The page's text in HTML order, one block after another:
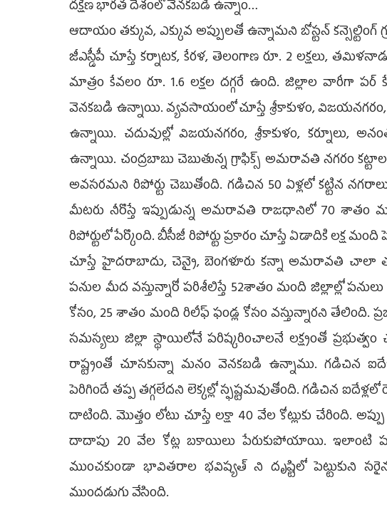
దక్షిణ భారత దేశంలో వెనకబడి ఉన్నాం…
ఆదాయం తక్కువ, ఎక్కువ అప్పులతో ఉన్నామని బోస్టన్
జీఎస్డీపీ చూస్తే కర్నాటక, కేరళ, తెలంగాణ రూ. 2 లక్షలు,
మాత్రం కేవలం రూ. 1.6 లక్షల దగ్గరే ఉంది. జిల్లాల వారీగా పర్
వెనకబడి ఉన్నాయి. వ్యవసాయంలో చూస్తే శ్రీకాకుళం, విజయనగరం,
ఉన్నాయి. చదువుల్లో విజయనగరం, శ్రీకాకుళం, కర్నూలు,
ఉన్నాయి. చంద్రబాబు చెబుతున్న గ్రాఫిక్స్ అమరావతి నగరం
అవసరమని రిపోర్టు చెబుతోంది. గడిచిన 50 ఏళ్లలో కట్టిన
మీటరు నీరొస్తే ఇప్పుడున్న అమరావతి రాజధానిలో 70
రిపోర్టులో పేర్కొంది. బీసీజీ రిపోర్టు ప్రకారం చూస్తే ఏడాదికి లక్ష
చూస్తే హైదరాబాదు, చెన్నై, బెంగళూరు కన్నా అమరావతి
పనుల మీద వస్తున్నారో పరిశీలిస్తే 52శాతం మంది జిల్లాల్లో
కోసం, 25 శాతం మంది రిలీఫ్ ఫండ్ల కోసం వస్తున్నారని తేలింది.
సమస్యలు జిల్లా స్థాయిలోనే పరిష్కరించాలనే లక్ష్యంతో ప్రభుత్వం
రాష్ట్రంతో చూసకున్నా మనం వెనకబడి ఉన్నాము. గడిచిన
పెరిగిందే తప్ప తగ్గలేదని లెక్కల్లో స్ఫష్టమవుతోంది. గడిచిన
దాటింది. మొత్తం లోటు చూస్తే లక్షా 40 వేల కోట్లుకు చేరింది.
దాదాపు 20 వేల కోట్ల బకాయిలు పేరుకుపోయాయి. ఇలాంటి
ముంచకుండా భావితరాల భవిష్యత్ ని దృష్టిలో పెట్టుకుని
ముందడుగు వేసింది.